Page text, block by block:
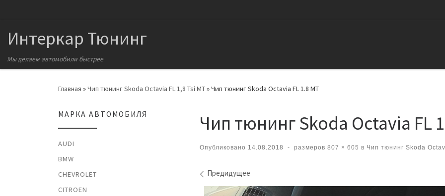
Интеркар Тюнинг
Мы делаем автомобили быстрее
Главная »Чип тюнинг Skoda Octavia FL 1,8 Tsi MT»Чип тюнинг Skoda Octavia FL 1.8 MT
Чип тюнинг Skoda Octavia FL
Опубликовано 14.08.2018 - размеров 807 × 605 в Чип тюнинг Skoda
Навигация по изображениям
Предидущее
МАРКА АВТОМОБИЛЯ
AUDI
BMW
CHEVROLET
CITROEN